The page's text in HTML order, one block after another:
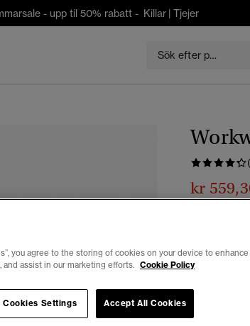
- upp til 50% rabatt - Killar| Tjejer
kr
vald
you agree to the storing of cookies on your device to
and assist in our marketing efforts. Cookie Policy
Accept All Cookies
Cookies Settings